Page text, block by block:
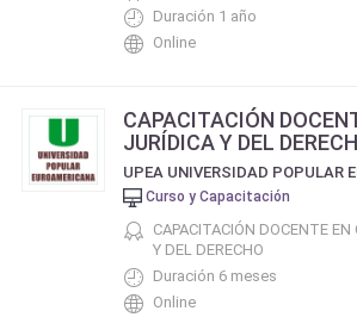
Duración 1 año
Online
CAPACITACIÓN
JURÍDICA Y DEL
Curso y Capacitación
CAPACITACIÓN DOCENTE
Y DEL DERECHO
Duración 6 meses
Online